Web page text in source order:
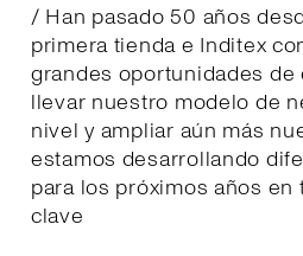
/ Han pasado 50 años
primera tienda e Inditex
grandes oportunidades de
llevar nuestro modelo de
nivel y ampliar aún más
estamos desarrollando
para los próximos años en
clave